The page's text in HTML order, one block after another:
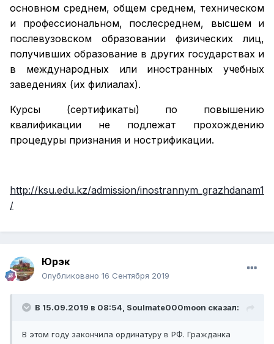
основном среднем, общем среднем, техническом
и профессиональном, послесреднем, высшем и
послевузовском образовании физических лиц,
получивших образование в других государствах и
в международных или иностранных учебных
заведениях (их филиалах).
Курсы (сертификаты) по повышению
квалификации не подлежат прохождению
процедуры признания и нострификации.
http://ksu.edu.kz/admission/inostrannym_grazhdanam1
/
Юрэк
Опубликовано 16 Сентября 2019
В 15.09.2019 в 08:54, Soulmate000moon сказал:
В этом году закончила ординатуру в РФ. Гражданка